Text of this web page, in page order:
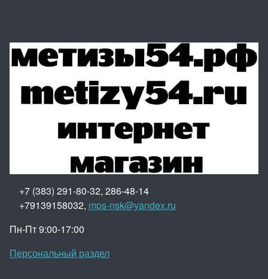
+7 (383) 291-80-32, 286-48-14
+79139158032, mps-nsk@yandex.ru
Пн-Пт 9:00-17:00
Персональный раздел